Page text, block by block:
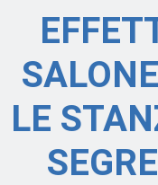
LE